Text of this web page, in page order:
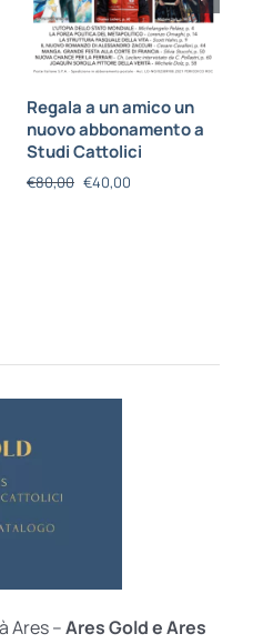
Regala a un amico un
nuovo abbonamento a
Studi Cattolici
€80,00 €40,00
Ares –Ares Gold e Ares